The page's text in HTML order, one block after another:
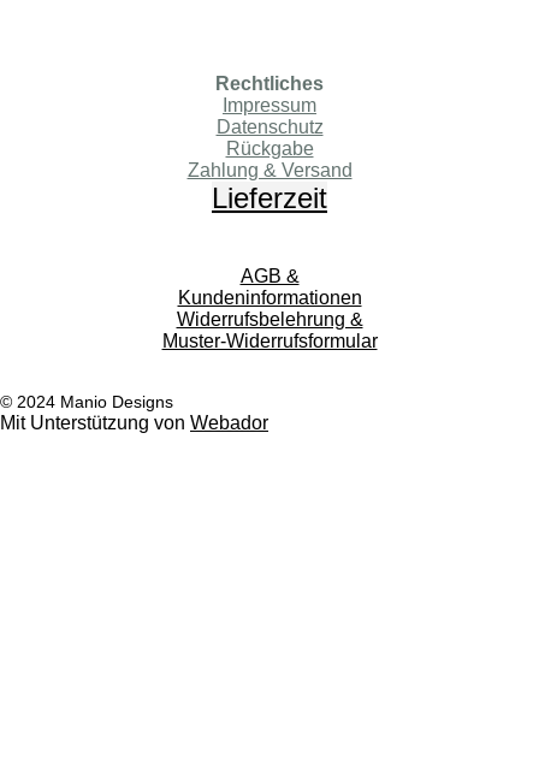
Rechtliches
Impressum
Datenschutz
Rückgabe
Zahlung & Versand
Lieferzeit
AGB &
Kundeninformationen
Widerrufsbelehrung &
Muster-Widerrufsformular
© 2024 Manio Designs
Mit Unterstützung von Webador